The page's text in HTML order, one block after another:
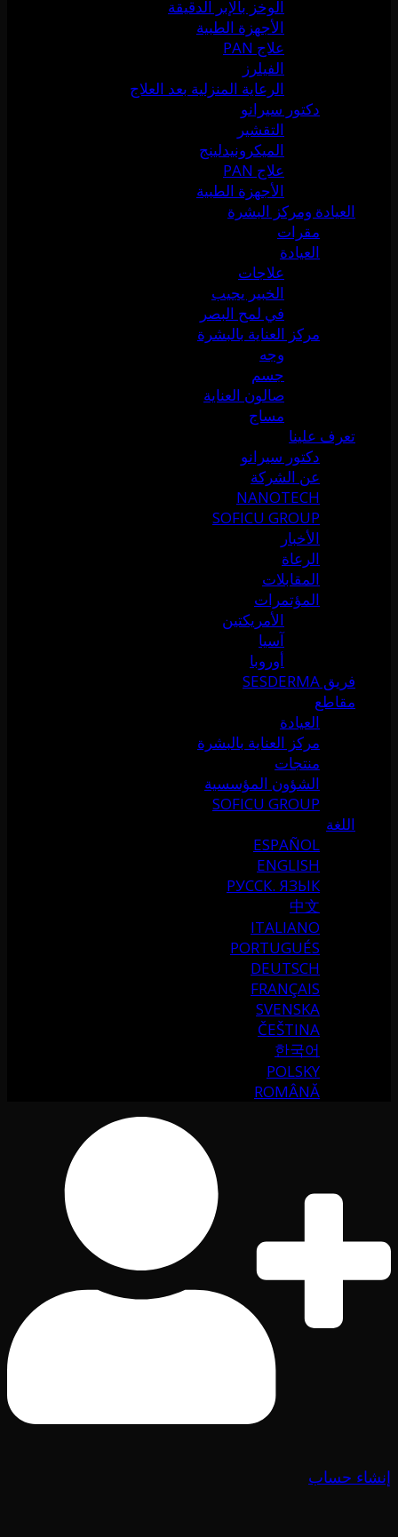
الوخز بالإبر الدقيقة
الأجهزة الطبية
علاج PAN
الفيلرز
الرعاية المنزلية بعد العلاج
دكتور سيرانو
التقشير
الميكرونيدلينج
علاج PAN
الأجهزة الطبية
العيادة ومركز البشرة
مقرات
العيادة
علاجات
الخبير يجيب
في لمح البصر
مركز العناية بالبشرة
وجه
جسم
صالون العناية
مساج
تعرف علينا
دكتور سيرانو
عن الشركة
NANOTECH
SOFICU GROUP
الأخبار
الرعاة
المقابلات
المؤتمرات
الأمريكتين
آسيا
أوروبا
فريق SESDERMA
مقاطع
العيادة
مركز العناية بالبشرة
منتجات
الشؤون المؤسسية
SOFICU GROUP
اللغة
ESPAÑOL
ENGLISH
РУССК. ЯЗЫК
中文
ITALIANO
PORTUGUÉS
DEUTSCH
FRANÇAIS
SVENSKA
ČEŠTINA
한국어
POLSKY
ROMÂNĂ
إنشاء حساب